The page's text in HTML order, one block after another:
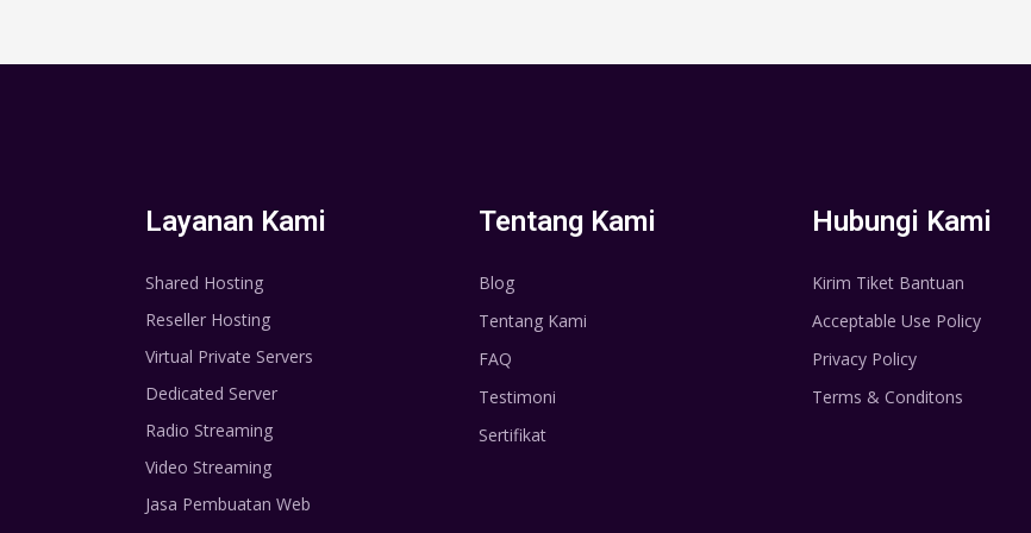
Layanan Kami
Shared Hosting
Reseller Hosting
Virtual Private Servers
Dedicated Server
Radio Streaming
Video Streaming
Jasa Pembuatan Web
Tentang Kami
Blog
Tentang Kami
FAQ
Testimoni
Sertifikat
Hubungi Kami
Kirim Tiket Bantuan
Acceptable Use Policy
Privacy Policy
Terms & Conditons